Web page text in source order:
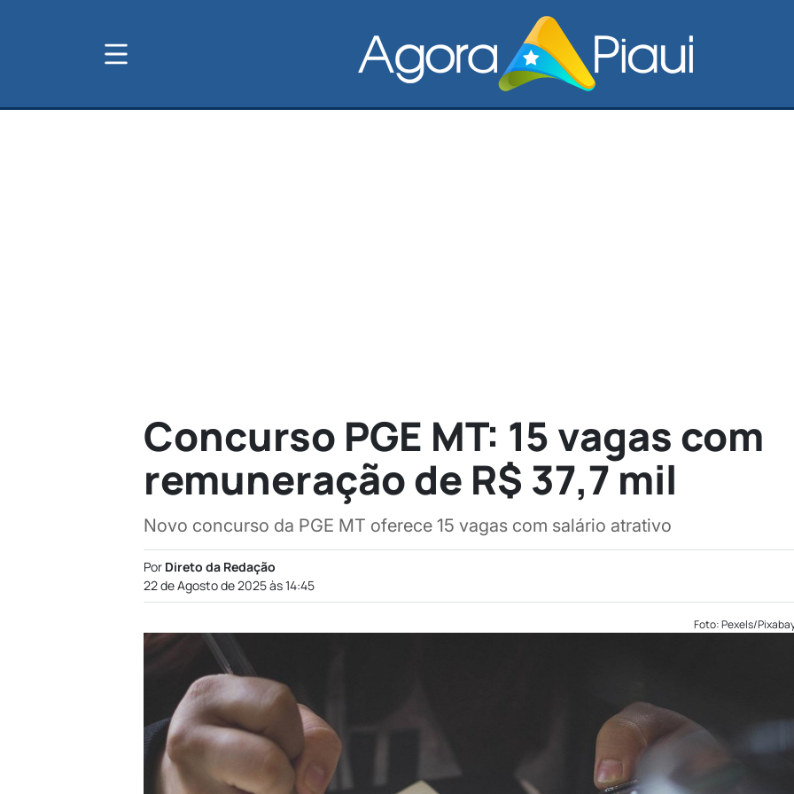
Concurso PGE MT: 15 vagas com
remuneração de R$ 37,7 mil
Novo concurso da PGE MT oferece 15 vagas com salário atrativo
Por Direto da Redação
22 de Agosto de 2025 às 14:45
Foto: Pexels/